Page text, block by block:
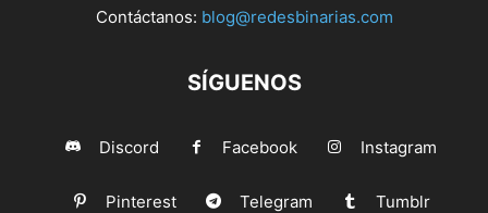
Contáctanos: blog@redesbinarias.com
SÍGUENOS
Discord Facebook Instagram
Pinterest Telegram Tumblr